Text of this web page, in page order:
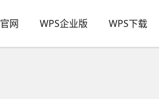
网 WPS企业版 WPS下载